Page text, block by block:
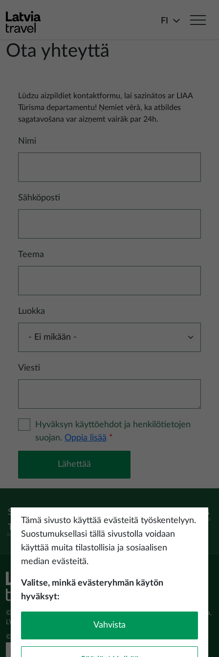
FI
Ota yhteyttä
Lūdzu aizpildiet kontaktformu, lai sazinātos ar LIAA
Tūrisma departamentu! Ņemiet vērā, ka atbildes
sagatavošana var aizņemt vairāk par 24h.
Nimi
Sähköposti
Teema
Luokka
Viesti
Hyväksyn käyttöehdot ja henkilötietojen
suojan. Oppia lisää
Seuraa:
Threads
Tiktok
© Latvijas Investīciju un attīstības aģentūra (LIAA) Pērses iela 2, Rīga,
LV-1442 www.liaa.gov.lv
© 2026 latvia.travel. All rights reserved
Tämä sivusto käyttää evästeitä työskentelyyn.
Suostumuksellasi tällä sivustolla voidaan
käyttää muita tilastollisia ja sosiaalisen
median evästeitä.
Valitse, minkä evästeryhmän käytön
hyväksyt:
Vahvista